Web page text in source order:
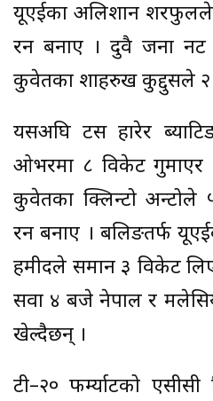
यूएईका अलिशान
रन बनाए । दुवै जना
कुवेतका शाहरुख कुद्दुसले २
यसअघि टस हारेर
ओभरमा ८ विकेट गुमाएर
कुवेतका क्लिन्टो
रन बनाए । बलिङतर्फ
हमीदले समान ३ विकेट लिए
सवा ४ बजे नेपाल र
खेल्दैछन् ।
टी–२० फर्म्याटको